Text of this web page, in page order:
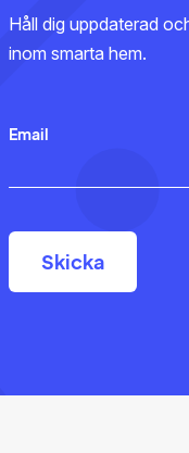
Håll dig uppdaterad
inom smarta hem.
Email